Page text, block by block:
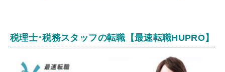
税理士･税務スタッフの転職【最速転職HUPRO】